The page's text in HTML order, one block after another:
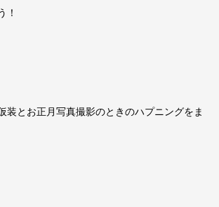
！
装とお正月写真撮影のときのハプニングをま